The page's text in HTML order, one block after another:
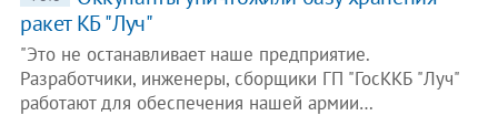
ракет КБ "Луч"
"Это не останавливает наше предприятие.
Разработчики, инженеры, сборщики ГП "ГосККБ "Луч"
работают для обеспечения нашей армии…